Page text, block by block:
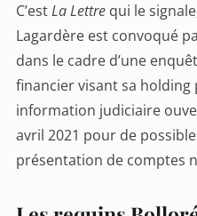
C’estLa Lettre qui le
Lagardère est convoqué
dans le cadre d’une
financier visant sa holding
information judiciaire
avril 2021 pour de
présentation de comptes